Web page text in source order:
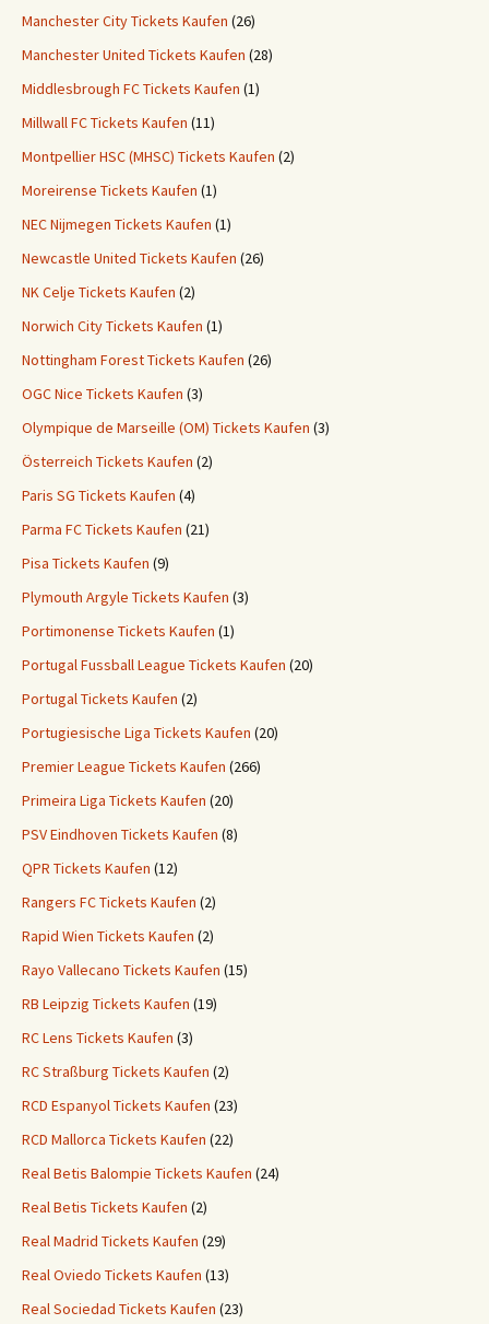
Manchester City Tickets Kaufen (26)
Manchester United Tickets Kaufen (28)
Middlesbrough FC Tickets Kaufen (1)
Millwall FC Tickets Kaufen (11)
Montpellier HSC (MHSC) Tickets Kaufen (2)
Moreirense Tickets Kaufen (1)
NEC Nijmegen Tickets Kaufen (1)
Newcastle United Tickets Kaufen (26)
NK Celje Tickets Kaufen (2)
Norwich City Tickets Kaufen (1)
Nottingham Forest Tickets Kaufen (26)
OGC Nice Tickets Kaufen (3)
Olympique de Marseille (OM) Tickets Kaufen (3)
Österreich Tickets Kaufen (2)
Paris SG Tickets Kaufen (4)
Parma FC Tickets Kaufen (21)
Pisa Tickets Kaufen (9)
Plymouth Argyle Tickets Kaufen (3)
Portimonense Tickets Kaufen (1)
Portugal Fussball League Tickets Kaufen (20)
Portugal Tickets Kaufen (2)
Portugiesische Liga Tickets Kaufen (20)
Premier League Tickets Kaufen (266)
Primeira Liga Tickets Kaufen (20)
PSV Eindhoven Tickets Kaufen (8)
QPR Tickets Kaufen (12)
Rangers FC Tickets Kaufen (2)
Rapid Wien Tickets Kaufen (2)
Rayo Vallecano Tickets Kaufen (15)
RB Leipzig Tickets Kaufen (19)
RC Lens Tickets Kaufen (3)
RC Straßburg Tickets Kaufen (2)
RCD Espanyol Tickets Kaufen (23)
RCD Mallorca Tickets Kaufen (22)
Real Betis Balompie Tickets Kaufen (24)
Real Betis Tickets Kaufen (2)
Real Madrid Tickets Kaufen (29)
Real Oviedo Tickets Kaufen (13)
Real Sociedad Tickets Kaufen (23)